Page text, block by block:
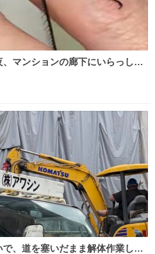
マンションの廊下にいらっしゃ
んな都会でお会いできるなんて
ります かっこよすぎる 指を差し
は弱っていらっしゃるのでしょ
、道を塞いだまま解体作業して